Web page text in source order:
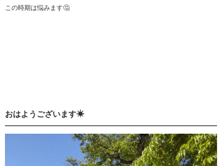
この時期は悩みます🤔
おはようございます☀